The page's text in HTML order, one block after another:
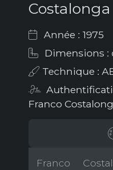
Année : 1975
Dimensions :
Technique :
Franco
Franco